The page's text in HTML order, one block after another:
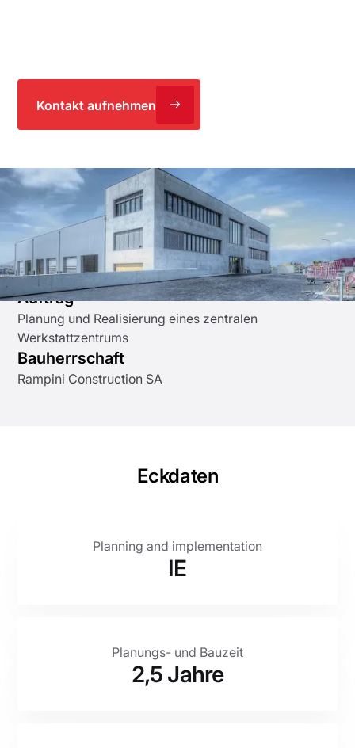
Kontakt aufnehmen
Dreifach nachhaltig: wirtschaftlich,
sozial und ökologisch
Auftrag
Planung und Realisierung eines zentralen
Werkstattzentrums
Bauherrschaft
Rampini Construction SA
Eckdaten
Planning and implementation
IE
Planungs- und Bauzeit
2,5 Jahre